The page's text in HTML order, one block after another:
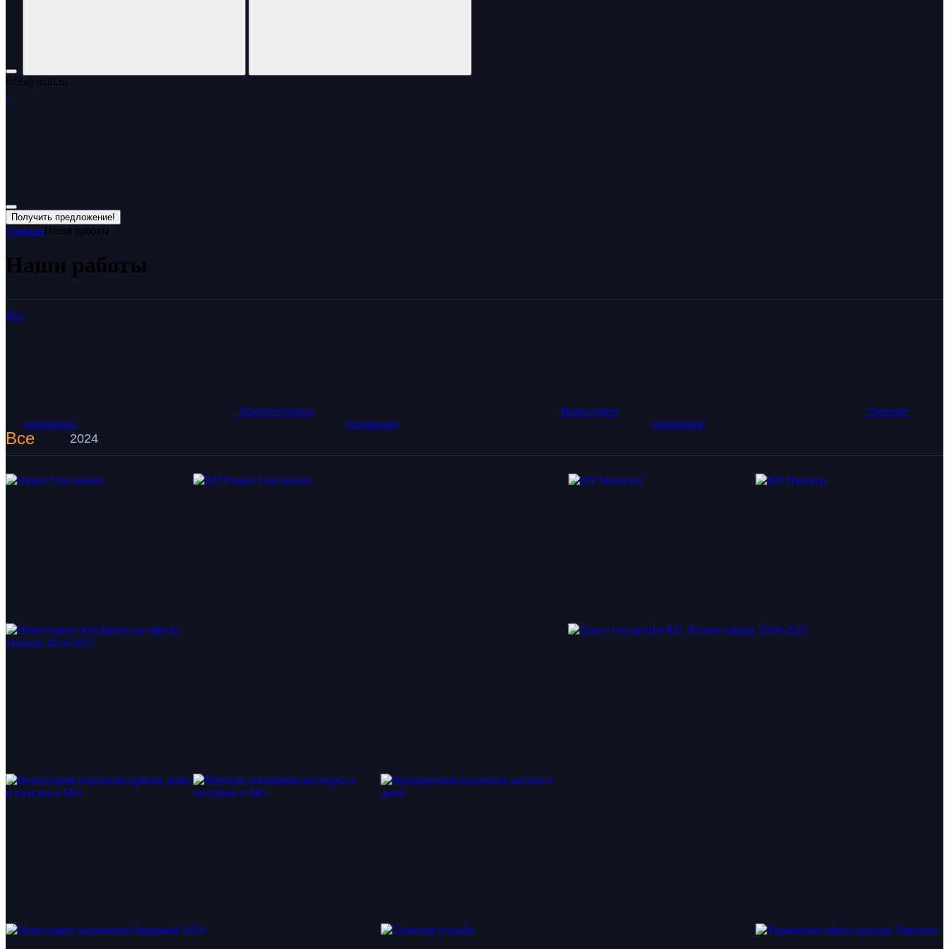
infi5@mail.ru
Получить предложение!
ГлавнаяНаши работы
Наши работы
Все
Архитектурное
освещение
Новогоднее
освещение
Уличное
освещение
Все 2024